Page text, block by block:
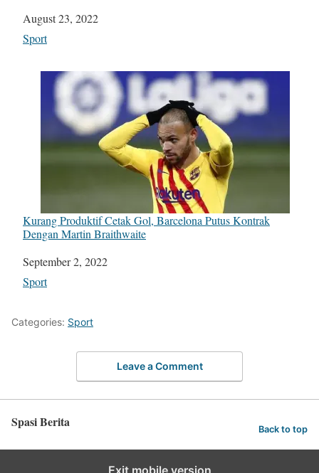
Date
August 23, 2022
In relation to
Sport
Kurang Produktif Cetak Gol, Barcelona Putus Kontrak
Dengan Martin Braithwaite
Date
September 2, 2022
In relation to
Sport
Categories: Sport
Leave a Comment
Spasi Berita Back to top